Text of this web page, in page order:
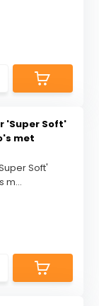
'Super Soft'
met
Soft'
m...